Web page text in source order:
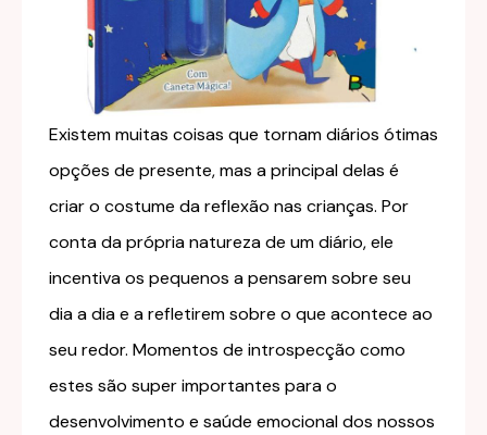
Existem muitas coisas que tornam diários ótimas
opções de presente, mas a principal delas é
criar o costume da reflexão nas crianças. Por
conta da própria natureza de um diário, ele
incentiva os pequenos a pensarem sobre seu
dia a dia e a refletirem sobre o que acontece ao
seu redor. Momentos de introspecção como
estes são super importantes para o
desenvolvimento e saúde emocional dos nossos